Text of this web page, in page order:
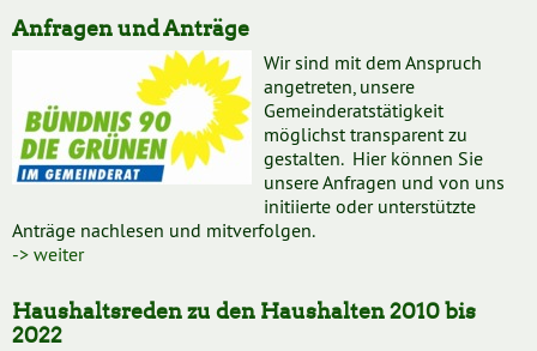
Anfragen und Anträge
Wir sind mit dem Anspruch
angetreten, unsere
Gemeinderatstätigkeit
möglichst transparent zu
gestalten. Hier können Sie
unsere Anfragen und von uns
initiierte oder unterstützte
Anträge nachlesen und mitverfolgen.
-> weiter
Haushaltsreden zu den Haushalten 2010 bis
2022